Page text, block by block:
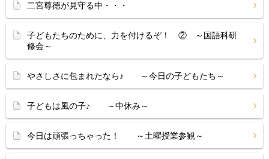
二宮尊徳が見守る中・・・
子どもたちのために、力を付けるぞ！ ② ～国語科研
修会～
やさしさに包まれたなら♪ ～今日の子どもたち～
子どもは風の子♪ ～中休み～
今日は頑張っちゃった！ ～土曜授業参観～